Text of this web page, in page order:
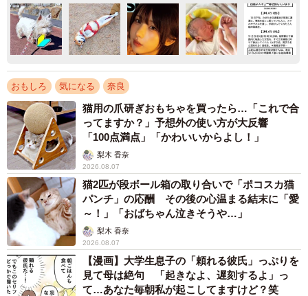
おもしろ 気になる 奈良
猫用の爪研ぎおもちゃを買ったら…「これで合
ってますか？」予想外の使い方が大反響
「100点満点」「かわいいからよし！」
梨木 香奈
2026.08.07
猫2匹が段ボール箱の取り合いで「ポコスカ猫
パンチ」の応酬 その後の心温まる結末に「愛
～！」「おばちゃん泣きそうや…」
梨木 香奈
2026.08.07
【漫画】大学生息子の「頼れる彼氏」っぷりを
見て母は絶句 「起きなよ、遅刻するよ」っ
て…あなた毎朝私が起こしてますけど？笑